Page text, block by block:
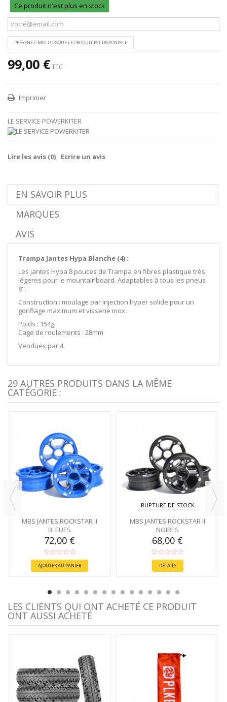
Ce produit n'est plus en stock
PRÉVENEZ-MOI LORSQUE LE PRODUIT EST DISPONIBLE
99,00 €TTC
Imprimer
LE SERVICE POWERKITER
Lire les avis (0) Ecrire un avis
EN SAVOIR PLUS
MARQUES
AVIS
Trampa Jantes Hypa Blanche (4) :
Les jantes Hypa 8 pouces de Trampa en fibres plastique très
légeres pour le mountainboard. Adaptables à tous les pneus
8".
Construction : moulage par injection hyper solide pour un
gonflage maximum et visserie inox.
Poids : 154g
Cage de roulements : 28mm
Vendues par 4.
29 AUTRES PRODUITS DANS LA MÊME
CATÉGORIE :
MBS JANTES ROCKSTAR II
BLEUES
72,00 €
AJOUTER AU PANIER
RUPTURE DE STOCK
MBS JANTES ROCKSTAR II
NOIRES
68,00 €
DÉTAILS
LES CLIENTS QUI ONT ACHETÉ CE PRODUIT
ONT AUSSI ACHETÉ